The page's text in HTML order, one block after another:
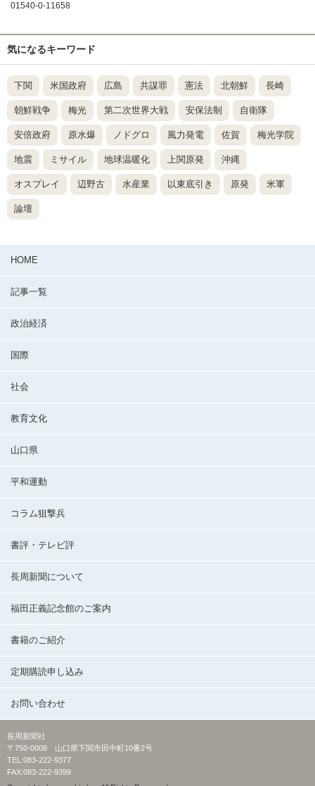
01540-0-11658
気になるキーワード
下関 米国政府 広島 共謀罪 憲法 北朝鮮 長崎
朝鮮戦争 梅光 第二次世界大戦 安保法制 自衛隊
安倍政府 原水爆 ノドグロ 風力発電 佐賀 梅光学院
地震 ミサイル 地球温暖化 上関原発 沖縄
オスプレイ 辺野古 水産業 以東底引き 原発 米軍
論壇
HOME
記事一覧
政治経済
国際
社会
教育文化
山口県
平和運動
コラム狙撃兵
書評・テレビ評
長周新聞について
福田正義記念館のご案内
書籍のご紹介
定期購読申し込み
お問い合わせ
長周新聞社
〒750-0008 山口県下関市田中町10番2号
TEL:083-222-9377
FAX:083-222-9399